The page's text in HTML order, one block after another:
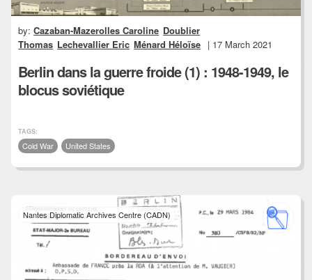
by:Cazaban-Mazerolles Caroline Doublier
Thomas Lechevallier Eric Ménard Héloïse | 17 March 2021
Berlin dans la guerre froide (1) : 1948-1949, le
blocus soviétique
TAGS:
Cold War United States
Nantes Diplomatic Archives Centre (CADN)